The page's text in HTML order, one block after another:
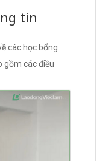
tin
các học bổng
gồm các điều